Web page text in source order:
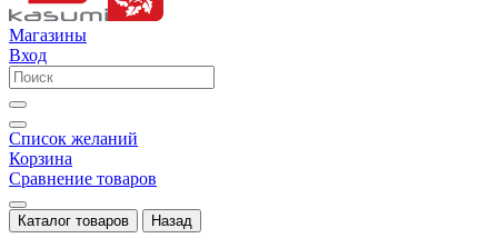
Магазины
Вход
Список желаний
Корзина
Сравнение товаров
Каталог товаров Назад